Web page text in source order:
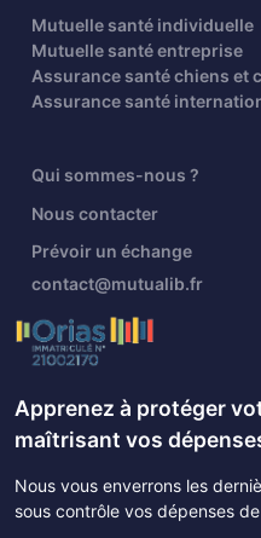
Mutuelle santé individuelle
Mutuelle santé entreprise
Assurance santé chiens et
Assurance santé
Qui sommes-nous ?
Nous contacter
Prévoir un échange
contact@mutualib.fr
Apprenez à protéger
maîtrisant vos
Nous vous enverrons les
sous contrôle vos dépenses